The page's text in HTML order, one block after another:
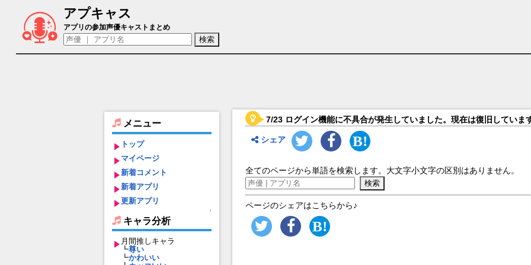
アプキャス
検索
アプリの参加声優キャストまとめ
メニュー
トップ
マイページ
新着コメント
新着アプリ
更新アプリ
↑
キャラ分析
月間推しキャラ
┗尊い
┗かわいい
7/23 ログイン機能に不具合が発生していました。現在は復旧していま
シェア
全てのページから単語を検索します。大文字小文字の区別はありません。
ページのシェアはこちらから♪